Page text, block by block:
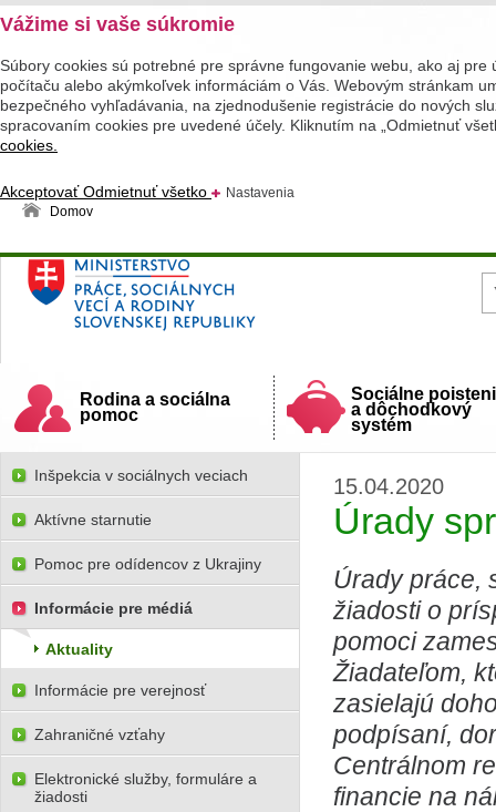
Vážime si vaše súkromie
Súbory cookies sú potrebné pre správne fungovanie webu, ako aj
počítaču alebo akýmkoľvek informáciám o Vás. Webovým stránkam
bezpečného vyhľadávania, na zjednodušenie registrácie do nových
spracovaním cookies pre uvedené účely. Kliknutím na „Odmietnuť
cookies.
AkceptovaťOdmietnuť všetko
Nastavenia
Domov
Ministerstvo práce, sociálnych vecí a rodiny
Slovenskej republiky
Rodina a sociálna
pomoc
Sociálne
a dôchodkový
systém
15.04.2020
Úrady
Úrady práce,
žiadosti o
pomoci
Žiadateľom,
zasielajú
podpísaní,
Centrálnom
financie na
Inšpekcia v sociálnych veciach
Aktívne starnutie
Pomoc pre odídencov z Ukrajiny
Informácie pre médiá
Aktuality
Informácie pre verejnosť
Zahraničné vzťahy
Elektronické služby, formuláre a
žiadosti